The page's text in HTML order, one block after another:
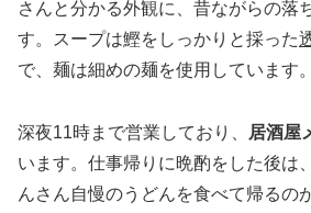
さんと分かる外観に、昔ながらの落
す。スープは鰹をしっかりと採った
で、麺は細めの麺を使用しています。
深夜11時まで営業しており、 居酒屋
います。仕事帰りに晩酌をした後は
んさん自慢のうどんを食べて帰るの